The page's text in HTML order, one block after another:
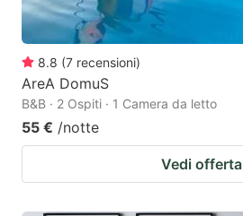
8.8 (7 recensioni)
AreA DomuS
B&B · 2 Ospiti · 1 Camera da letto
55 € /notte
Vedi offerta